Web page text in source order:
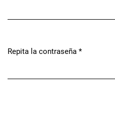
Repita la contraseña *